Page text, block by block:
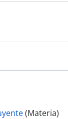
(Materia)